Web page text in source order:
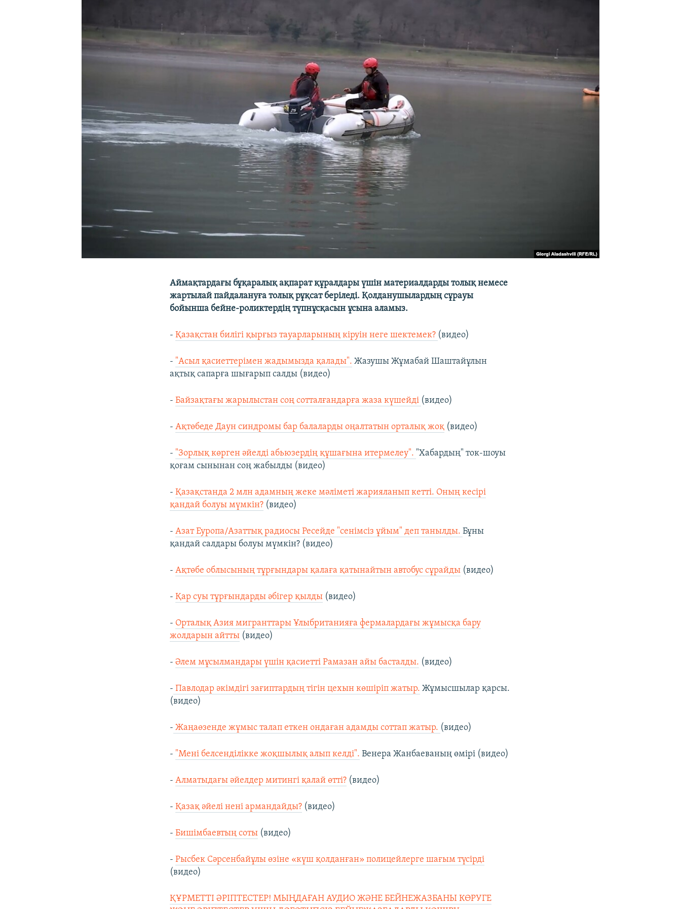
Аймақтардағы бұқаралық ақпарат құралдары үшін материалдарды толық немесе
жартылай пайдалануға толық рұқсат беріледі. Қолданушылардың сұрауы
бойынша бейне-роликтердің түпнұсқасын ұсына аламыз.
-Қазақстан билігі қырғыз тауарларының кіруін неге шектемек? (видео)
- "Асыл қасиеттерімен жадымызда қалады". Жазушы Жұмабай Шаштайұлын
ақтық сапарға шығарып салды (видео)
-Байзақтағы жарылыстан соң сотталғандарға жаза күшейді (видео)
-Ақтөбеде Даун синдромы бар балаларды оңалтатын орталық жоқ (видео)
- "Зорлық көрген әйелді абьюзердің құшағына итермелеу". "Хабардың" ток-шоуы
қоғам сынынан соң жабылды (видео)
-Қазақстанда 2 млн адамның жеке мәліметі жарияланып кетті. Оның кесірі
қандай болуы мүмкін? (видео)
-Азат Еуропа/Азаттық радиосы Ресейде "сенімсіз ұйым" деп танылды.Бұны
қандай салдары болуы мүмкін? (видео)
-Ақтөбе облысының тұрғындары қалаға қатынайтын автобус сұрайды (видео)
-Қар суы тұрғындарды әбігер қылды (видео)
- Орталық Азия мигранттары Ұлыбританияға фермалардағы жұмысқа бару
жолдарын айтты (видео)
-Әлем мұсылмандары үшін қасиетті Рамазан айы басталды. (видео)
- Павлодар әкімдігі зағиптардың тігін цехын көшіріп жатыр. Жұмысшылар қарсы.
(видео)
- Жаңаөзенде жұмыс талап еткен ондаған адамды соттап жатыр. (видео)
- "Мені белсенділікке жоқшылық алып келді". Венера Жанбаеваның өмірі (видео)
-Алматыдағы әйелдер митингі қалай өтті? (видео)
-Қазақ әйелі нені армандайды? (видео)
-Бишімбаевтың соты (видео)
-Рысбек Сәрсенбайұлы өзіне «күш қолданған» полицейлерге шағым түсірді
(видео)
ҚҰРМЕТТІ ӘРІПТЕСТЕР! МЫҢДАҒАН АУДИО ЖӘНЕ БЕЙНЕЖАЗБАНЫ КӨРУГЕ